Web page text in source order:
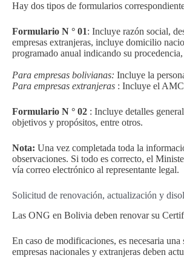
Hay dos tipos de formularios
Formulario N ° 01: Incluye razón social,
empresas extranjeras, incluye domicilio
programado anual indicando su
Para empresas bolivianas: Incluye la
Para empresas extranjeras : Incluye el
Formulario N ° 02 : Incluye detalles
objetivos y propósitos, entre otros.
Nota: Una vez completada toda la
observaciones. Si todo es correcto, el
vía correo electrónico al representante legal.
Solicitud de renovación, actualización y
Las ONG en Bolivia deben renovar su
En caso de modificaciones, es necesaria
empresas nacionales y extranjeras deben